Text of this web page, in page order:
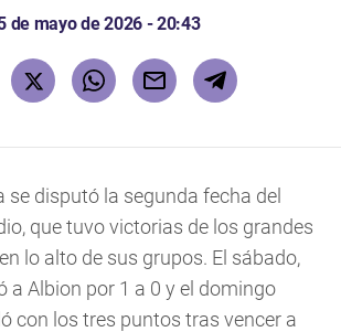
de mayo de 2026 - 20:43
se disputó la segunda fecha del
que tuvo victorias de los grandes
lo alto de sus grupos. El sábado,
a Albion por 1 a 0 y el domingo
con los tres puntos tras vencer a